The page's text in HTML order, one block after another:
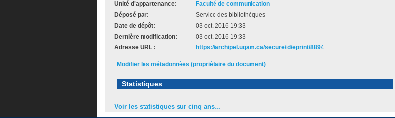
Unité d'appartenance:
Faculté de communication
Déposé par:
Service des bibliothèques
Date de dépôt:
03 oct. 2016 19:33
Dernière modification:
03 oct. 2016 19:33
Adresse URL :
https://archipel.uqam.ca/secure/id/eprint/8894
Modifier les métadonnées (propriétaire du document)
Statistiques
Voir les statistiques sur cinq ans...